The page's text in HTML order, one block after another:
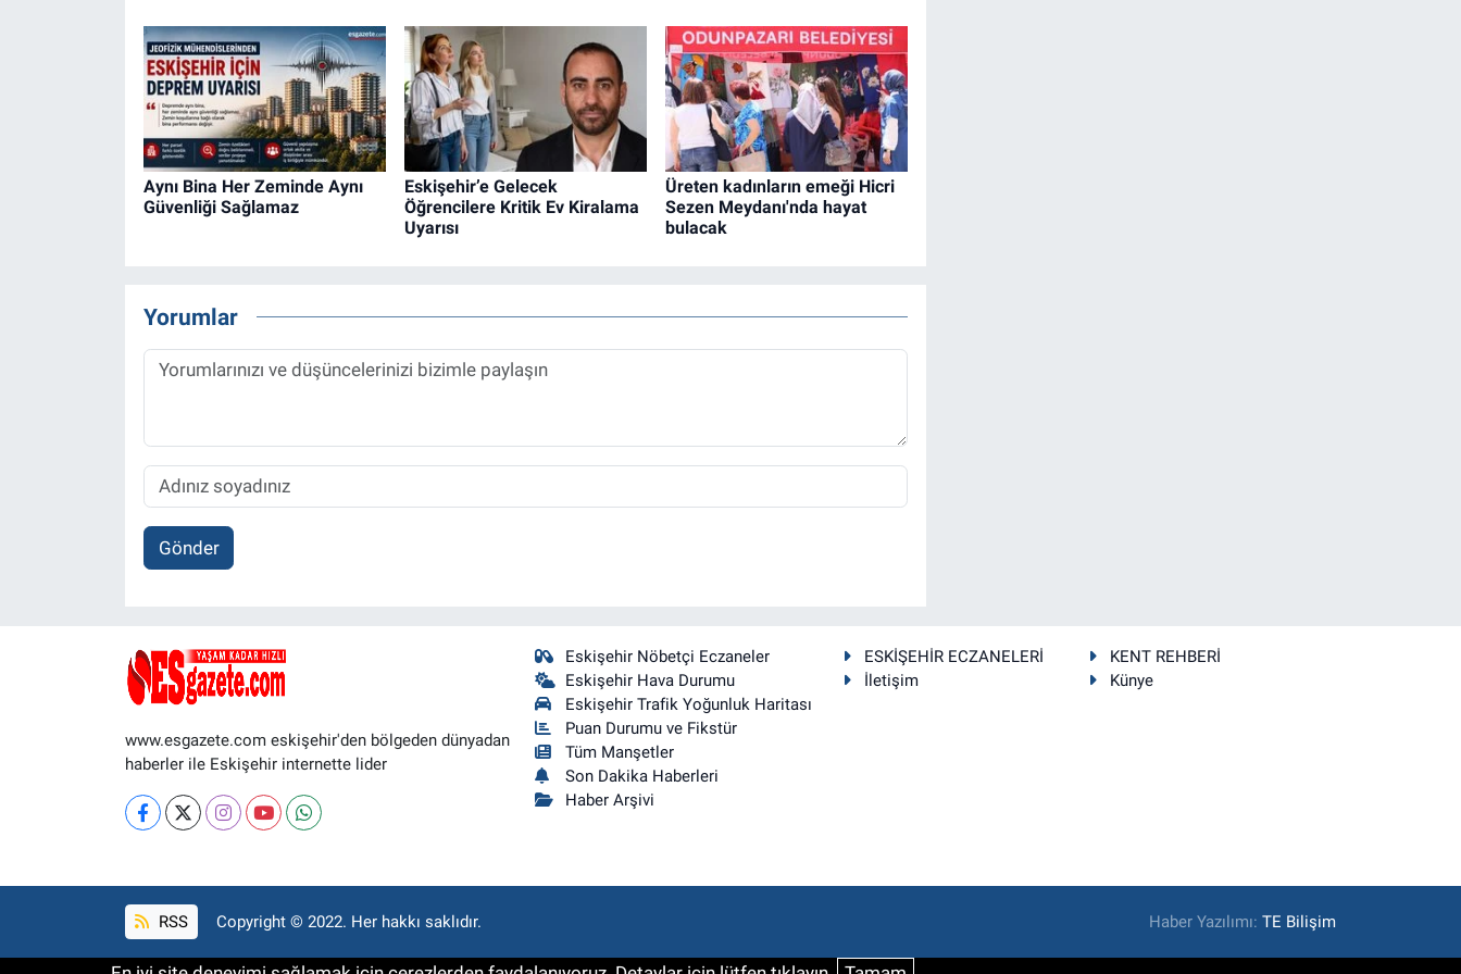
Aynı Bina Her Zeminde Aynı
Güvenliği Sağlamaz
Eskişehir’e Gelecek
Öğrencilere Kritik Ev Kiralama
Uyarısı
Üreten kadınların emeği Hicri
Sezen Meydanı'nda hayat
bulacak
Yorumlar
Gönder
www.esgazete.com eskişehir'den bölgeden dünyadan
haberler ile Eskişehir internette lider
Eskişehir Nöbetçi Eczaneler
Eskişehir Hava Durumu
Eskişehir Trafik Yoğunluk Haritası
Puan Durumu ve Fikstür
Tüm Manşetler
Son Dakika Haberleri
Haber Arşivi
ESKİŞEHİR ECZANELERİ
KENT REHBERİ
İletişim
Künye
RSS Copyright © 2022. Her hakkı saklıdır. Haber Yazılımı:TE Bilişim